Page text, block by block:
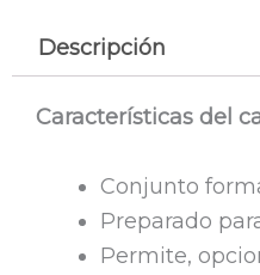
Descripción
Características del
Conjunto
Preparado
Permite,